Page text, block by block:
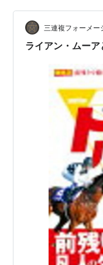
三連複フォーメー
ライアン・ムー